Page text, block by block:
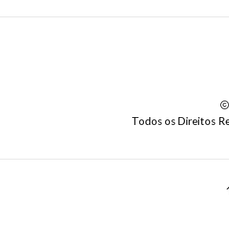
Todos os Direitos